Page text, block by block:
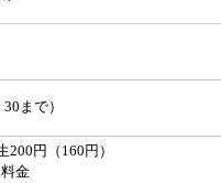
まで）
円（160円）
金